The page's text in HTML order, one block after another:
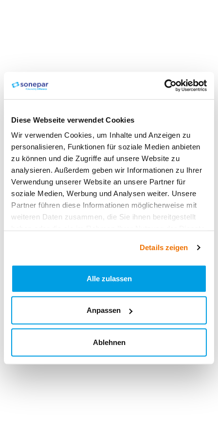
Diese Webseite verwendet Cookies
Wir verwenden Cookies, um Inhalte und Anzeigen zu
personalisieren, Funktionen für soziale Medien anbieten
zu können und die Zugriffe auf unsere Website zu
analysieren. Außerdem geben wir Informationen zu Ihrer
Verwendung unserer Website an unsere Partner für
soziale Medien, Werbung und Analysen weiter. Unsere
Partner führen diese Informationen möglicherweise mit
weiteren Daten zusammen, die Sie ihnen bereitgestellt
Details zeigen
Alle zulassen
Anpassen
Ablehnen